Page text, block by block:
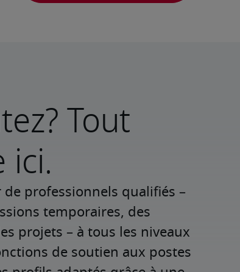
Tout
ici.
de professionnels qualifiés –
temporaires, des
projets – à tous les niveaux
de soutien aux postes